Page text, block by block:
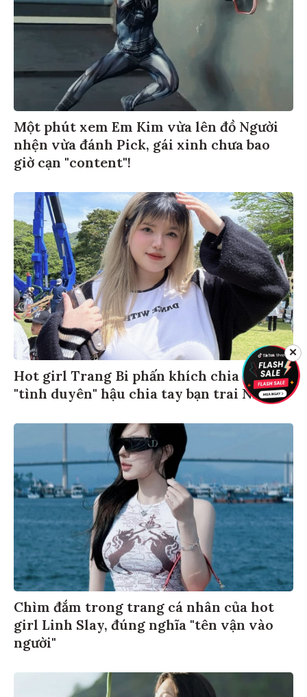
Một phút xem Em Kim vừa lên đồ Người
nhện vừa đánh Pick, gái xinh chưa bao
giờ cạn "content"!
Hot girl Trang Bi phấn khích chia sẻ
"tình duyên" hậu chia tay bạn trai Nhật
Chìm đắm trong trang cá nhân của hot
girl Linh Slay, đúng nghĩa "tên vận vào
người"
✕